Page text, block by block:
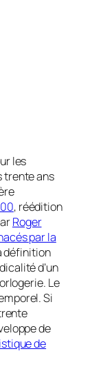
les
trente ans
, réédition
Roger
par la
définition
d’un
Le
Si
de
de